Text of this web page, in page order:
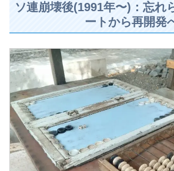
ソ連崩壊後(1991年〜)：忘れ
ートから再開発